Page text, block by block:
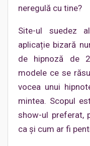
neregulă cu tine?
Site-ul suedez
aplicație bizară
de hipnoză de
modele ce se
vocea unui
mintea. Scopul
show-ul preferat,
ca și cum ar fi